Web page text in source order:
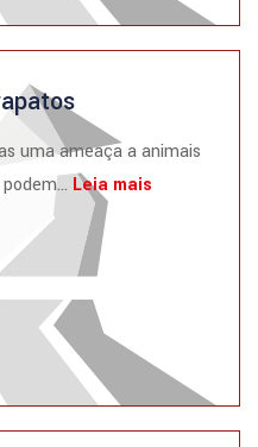
uma ameaça a animais
Leia mais